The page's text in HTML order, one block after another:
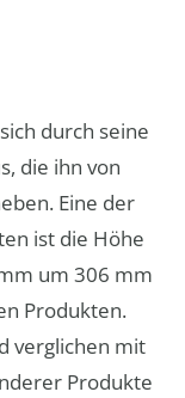
durch seine
die ihn von
Eine der
ist die Höhe
um 306 mm
Produkten.
verglichen mit
Produkte